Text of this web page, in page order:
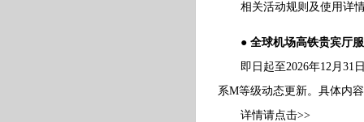
相关活动规则及使用详情
● 全球机场高铁贵宾厅
即日起至2026年12月31日
系M等级动态更新。具体内
详情请点击>>